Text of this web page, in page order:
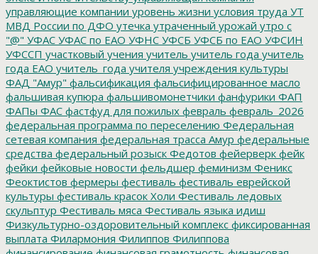
управляющие компании уровень жизни условия труда УТ
МВД России по ДФО утечка утраченный урожай утро с
"@" УФАС УФАС по ЕАО УФНС УФСБ УФСБ по ЕАО УФСИН
УФССП участковый учения учитель учитель года учитель
года ЕАО учитель_года учителя учреждения культуры
ФАД "Амур" фальсификация фальсифицированное масло
фальшивая купюра фальшивомонетчики фанфурики ФАП
ФАПы ФАС фастфуд для пожилых февраль февраль_2026
федеральная программа по переселению Федеральная
сетевая компания федеральная трасса Амур федеральные
средства федеральный розыск Федотов фейерверк фейк
фейки фейковые новости фельдшер феминизм Феникс
Феоктистов фермеры фестиваль фестиваль еврейской
культуры фестиваль красок Холи Фестиваль ледовых
скульптур Фестиваль мяса Фестиваль языка идиш
Физкультурно-оздоровительный комплекс фиксированная
выплата Филармония Филиппов Филиппова